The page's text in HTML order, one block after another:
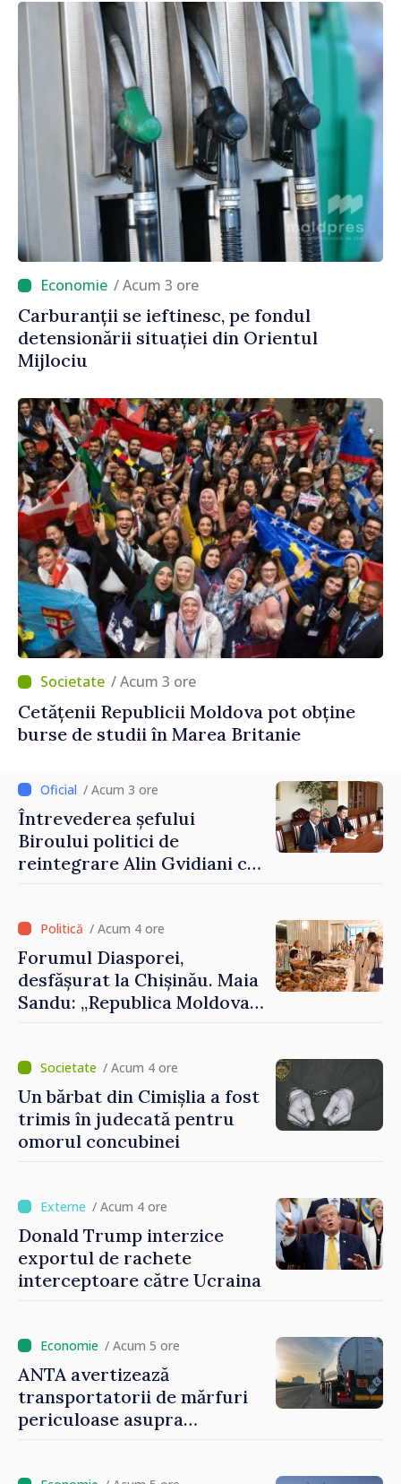
parte a marii familii europene”
/ Acum 3 ore
Carburanții se ieftinesc, pe fondul
detensionării situației din Orientul
Mijlociu
/ Acum 3 ore
Cetățenii Republicii Moldova pot obține
burse de studii în Marea Britanie
/ Acum 3 ore
Întrevederea șefului
Biroului politici de
reintegrare Alin Gvidiani cu
Crucii Roșii în Moldova
/ Acum 4 ore
Forumul Diasporei,
desfășurat la Chișinău. Maia
Sandu: „Republica Moldova
rol important în promovarea
și susținerea acestui
parcurs”
/ Acum 4 ore
Un bărbat din Cimișlia a fost
trimis în judecată pentru
omorul concubinei
/ Acum 4 ore
Donald Trump interzice
exportul de rachete
interceptoare către Ucraina
/ Acum 5 ore
ANTA avertizează
transportatorii de mărfuri
periculoase asupra